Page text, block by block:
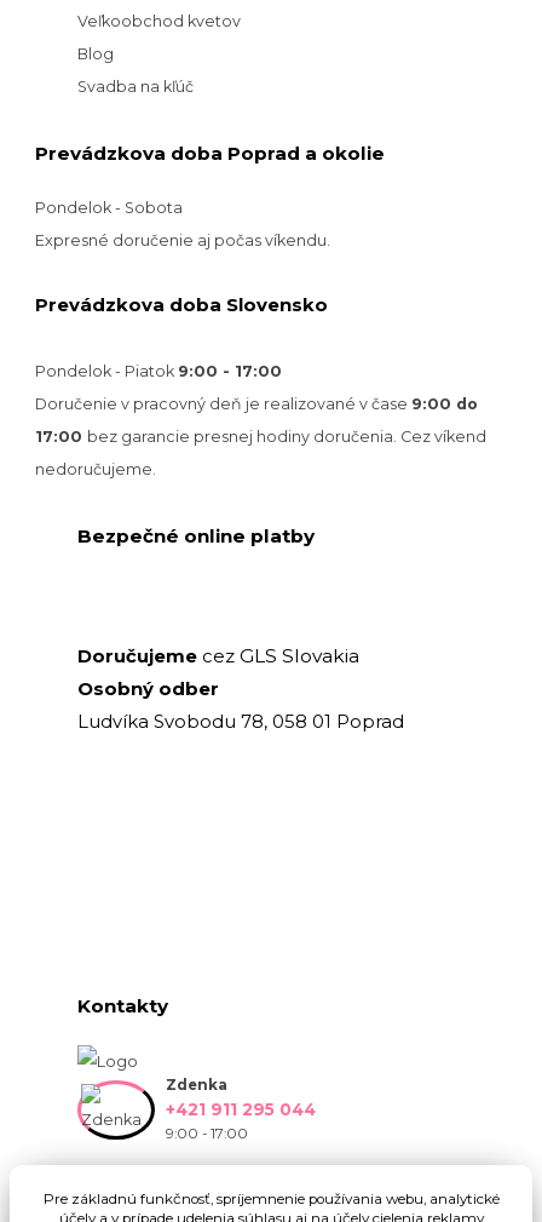
Veľkoobchod kvetov
Blog
Svadba na kľúč
Prevádzkova doba Poprad a okolie
Pondelok - Sobota
Expresné doručenie aj počas víkendu.
Prevádzkova doba Slovensko
Pondelok - Piatok 9:00 - 17:00
Doručenie v pracovný deň je realizované v čase 9:00 do
17:00 bez garancie presnej hodiny doručenia. Cez víkend
nedoručujeme.
Bezpečné online platby
Doručujeme cez GLS Slovakia
Osobný odber
Ludvíka Svobodu 78, 058 01 Poprad
Kontakty
Zdenka
+421 911 295 044
9:00 - 17:00
Pre základnú funkčnosť, spríjemnenie používania webu, analytické